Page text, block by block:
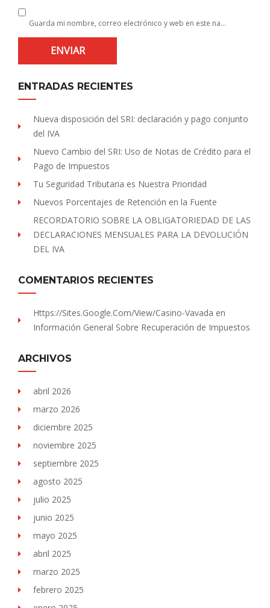
Guarda mi nombre, correo electrónico y web en este navegador para la próxima vez que comente.
ENTRADAS RECIENTES
Nueva disposición del SRI: declaración y pago conjunto
del IVA
Nuevo Cambio del SRI: Uso de Notas de Crédito para el
Pago de Impuestos
Tu Seguridad Tributaria es Nuestra Prioridad
Nuevos Porcentajes de Retención en la Fuente
RECORDATORIO SOBRE LA OBLIGATORIEDAD DE LAS
DECLARACIONES MENSUALES PARA LA DEVOLUCIÓN
DEL IVA
COMENTARIOS RECIENTES
Https://sites.Google.com/view/Casino-Vavada en
Información General Sobre Recuperación de Impuestos
ARCHIVOS
abril 2026
marzo 2026
diciembre 2025
noviembre 2025
septiembre 2025
agosto 2025
julio 2025
junio 2025
mayo 2025
abril 2025
marzo 2025
febrero 2025